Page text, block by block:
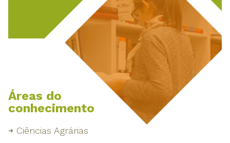
Áreas do
conhecimento
Ciências Agrárias